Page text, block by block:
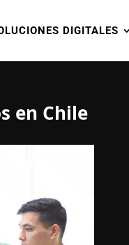
DIGITALES
en Chile